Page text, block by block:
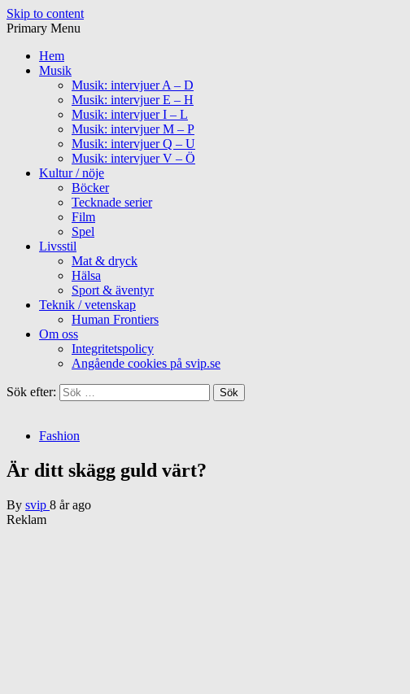
Skip to content
Primary Menu
Hem
Musik
Musik: intervjuer A – D
Musik: intervjuer E – H
Musik: intervjuer I – L
Musik: intervjuer M – P
Musik: intervjuer Q – U
Musik: intervjuer V – Ö
Kultur / nöje
Böcker
Tecknade serier
Film
Spel
Livsstil
Mat & dryck
Hälsa
Sport & äventyr
Teknik / vetenskap
Human Frontiers
Om oss
Integritetspolicy
Angående cookies på svip.se
Sök efter:
Fashion
Är ditt skägg guld värt?
By svip 8 år ago
Reklam